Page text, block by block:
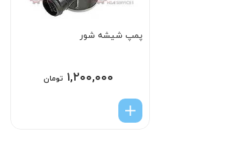
پمپ شيشه شور
۱,۲۰۰,۰۰۰ تومان